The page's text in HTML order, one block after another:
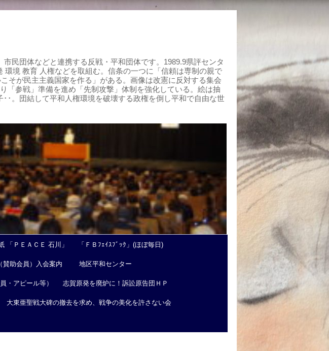
民団体などと連携する反戦・平和団体です。1989.9県評センタ
境 教育 人権などを取組む。信条の一つに「信頼は専制の親で
そが民主主義国家を作る」がある。画像は改憲に反対する集会
「参戦」準備を進め「先制攻撃」体制を強化している。絵は抽
･。団結して平和人権環境を破壊する政権を倒し平和で自由な世
「ＰＥＡＣＥ 石川」 「ＦＢﾌｪｲｽﾌﾞｯｸ」(ほぼ毎日)
助会員）入会案内 地区平和センター
・アピール等） 志賀原発を廃炉に！訴訟原告団ＨＰ
大東亜聖戦大碑の撤去を求め、戦争の美化を許さない会